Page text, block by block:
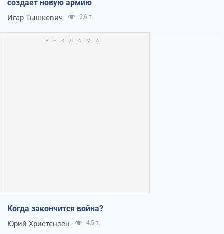
создает новую армию
Игар Тышкевич 9,6 т.
Когда закончится война?
Юрий Христензен 4,5 т.